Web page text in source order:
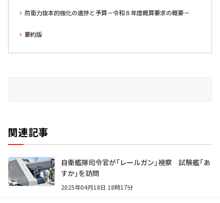
防衛力抜本的強化の進捗と予算－令和８年度概算要求の概要－
要約版
関連記事
自衛艦隊司令官が「レールガン」視察 試験艦「あ
すか」を訪問
2025年04月18日 18時17分